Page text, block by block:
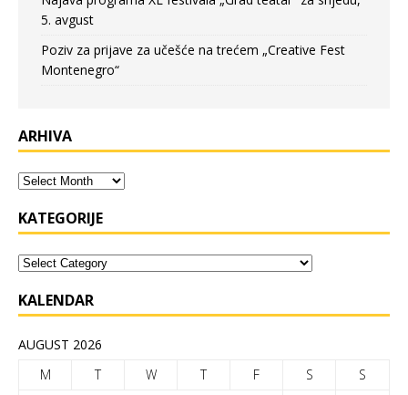
5. avgust
Poziv za prijave za učešće na trećem „Creative Fest
Montenegro“
ARHIVA
KATEGORIJE
KALENDAR
AUGUST 2026
M
T W T F S
S